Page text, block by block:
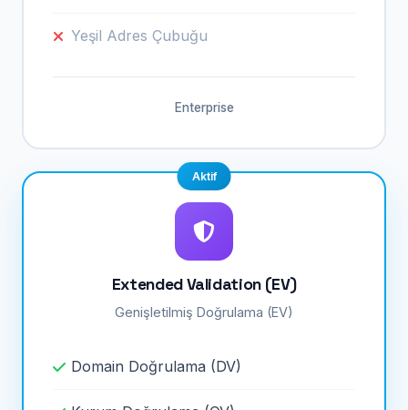
Yeşil Adres Çubuğu
Enterprise
Aktif
Extended Validation (EV)
Genişletilmiş Doğrulama (EV)
Domain Doğrulama (DV)